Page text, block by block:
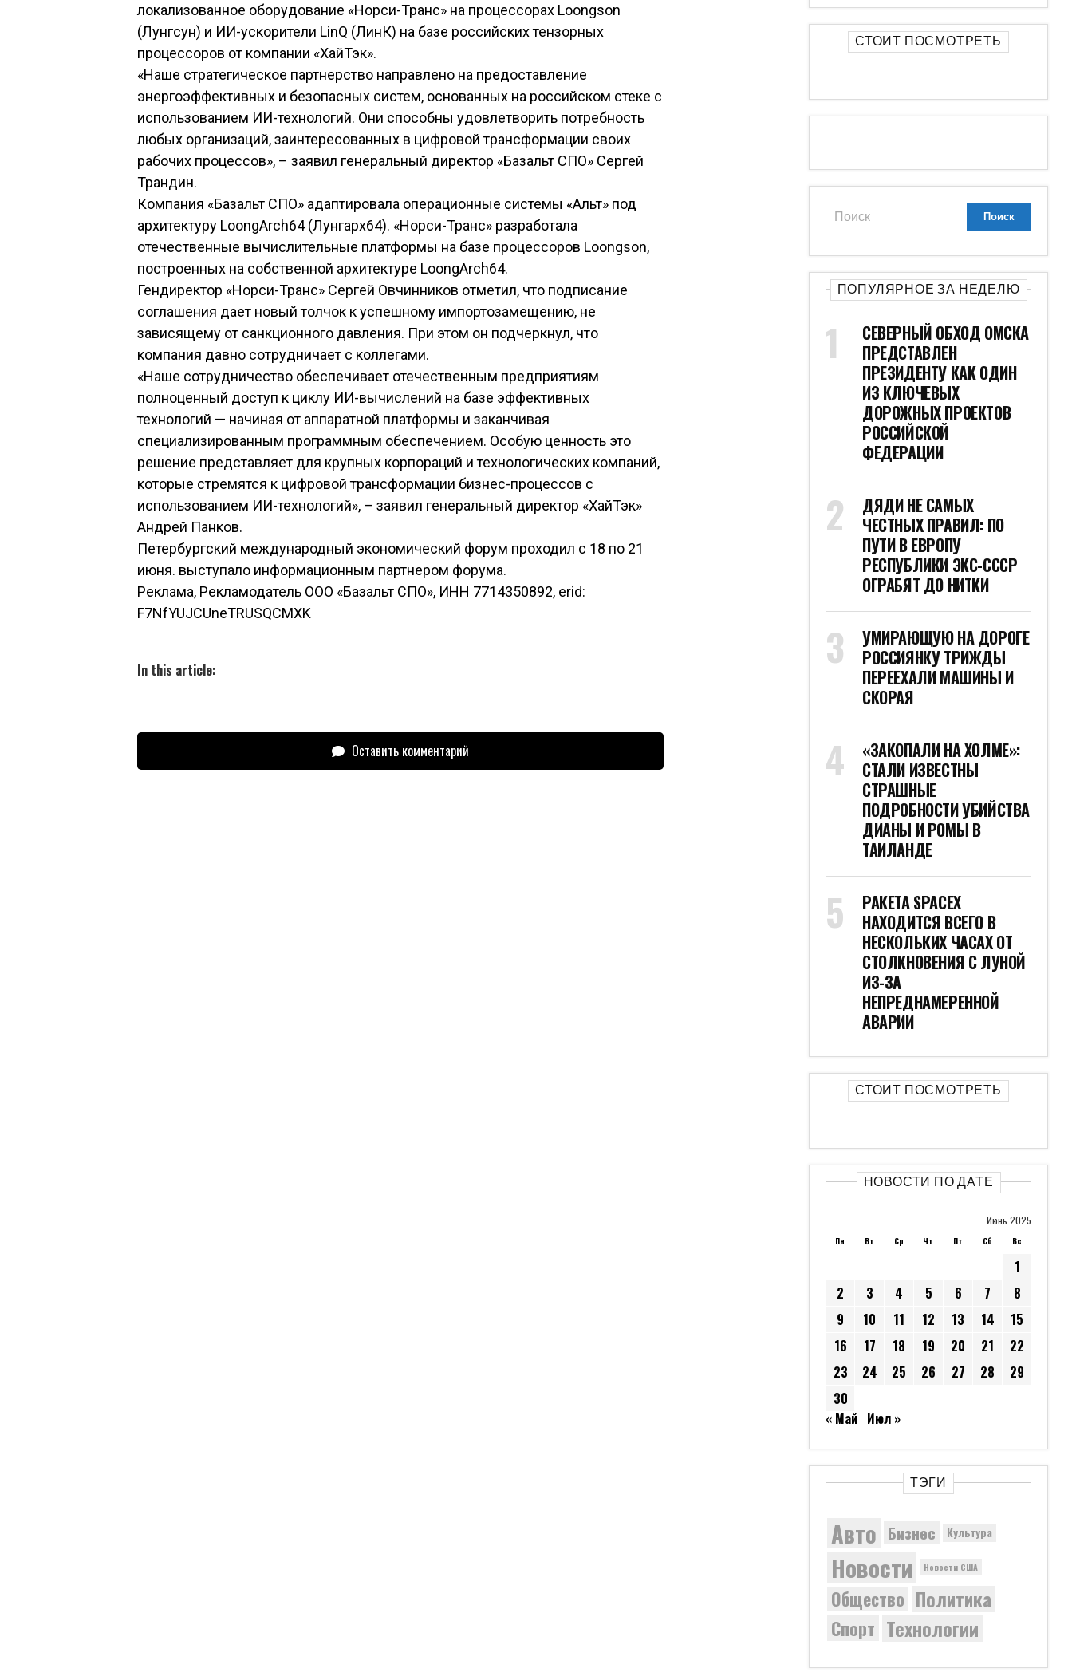
локализованное оборудование «Норси-Транс» на процессорах Loongson
(Лунгсун) и ИИ-ускорители LinQ (ЛинК) на базе российских тензорных
процессоров от компании «ХайТэк».
«Наше стратегическое партнерство направлено на предоставление
энергоэффективных и безопасных систем, основанных на российском стеке с
использованием ИИ-технологий. Они способны удовлетворить потребность
любых организаций, заинтересованных в цифровой трансформации своих
рабочих процессов», – заявил генеральный директор «Базальт СПО» Сергей
Трандин.
Компания «Базальт СПО» адаптировала операционные системы «Альт» под
архитектуру LoongArch64 (Лунгарх64). «Норси-Транс» разработала
отечественные вычислительные платформы на базе процессоров Loongson,
построенных на собственной архитектуре LoongArch64.
Гендиректор «Норси-Транс» Сергей Овчинников отметил, что подписание
соглашения дает новый толчок к успешному импортозамещению, не
зависящему от санкционного давления. При этом он подчеркнул, что
компания давно сотрудничает с коллегами.
«Наше сотрудничество обеспечивает отечественным предприятиям
полноценный доступ к циклу ИИ-вычислений на базе эффективных
технологий — начиная от аппаратной платформы и заканчивая
специализированным программным обеспечением. Особую ценность это
решение представляет для крупных корпораций и технологических компаний,
которые стремятся к цифровой трансформации бизнес-процессов с
использованием ИИ-технологий», – заявил генеральный директор «ХайТэк»
Андрей Панков.
Петербургский международный экономический форум проходил с 18 по 21
июня. выступало информационным партнером форума.
Реклама, Рекламодатель ООО «Базальт СПО», ИНН 7714350892, erid:
F7NfYUJCUneTRUSQCMXK
In this article:
Оставить комментарий
СТОИТ ПОСМОТРЕТЬ
ПОПУЛЯРНОЕ ЗА НЕДЕЛЮ
СЕВЕРНЫЙ ОБХОД ОМСКА
ПРЕДСТАВЛЕН
ПРЕЗИДЕНТУ КАК ОДИН
ИЗ КЛЮЧЕВЫХ
ДОРОЖНЫХ ПРОЕКТОВ
РОССИЙСКОЙ
ФЕДЕРАЦИИ
ДЯДИ НЕ САМЫХ
ЧЕСТНЫХ ПРАВИЛ: ПО
ПУТИ В ЕВРОПУ
РЕСПУБЛИКИ ЭКС-СССР
ОГРАБЯТ ДО НИТКИ
УМИРАЮЩУЮ НА ДОРОГЕ
РОССИЯНКУ ТРИЖДЫ
ПЕРЕЕХАЛИ МАШИНЫ И
СКОРАЯ
«ЗАКОПАЛИ НА ХОЛМЕ»:
СТАЛИ ИЗВЕСТНЫ
СТРАШНЫЕ
ПОДРОБНОСТИ УБИЙСТВА
ДИАНЫ И РОМЫ В
ТАИЛАНДЕ
РАКЕТА SPACEX
НАХОДИТСЯ ВСЕГО В
НЕСКОЛЬКИХ ЧАСАХ ОТ
СТОЛКНОВЕНИЯ С ЛУНОЙ
ИЗ-ЗА
НЕПРЕДНАМЕРЕННОЙ
АВАРИИ
СТОИТ ПОСМОТРЕТЬ
НОВОСТИ ПО ДАТЕ
Июнь 2025
Пн Вт Ср Чт Пт Сб Вс
1
2
3 4 5 6 7
8
9
10 11 12 13 14
15
16
17 18 19 20 21
22
23
24 25 26 27 28
29
30
« Май Июл »
ТЭГИ
Авто Бизнес Культура
Новости Новости США
Общество Политика
Спорт Технологии